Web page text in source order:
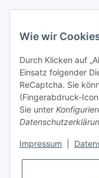
Wie wir
Durch Klicken auf
Einsatz folgender
ReCaptcha. Sie
(Fingerabdruck-
Sie unter
Impressum